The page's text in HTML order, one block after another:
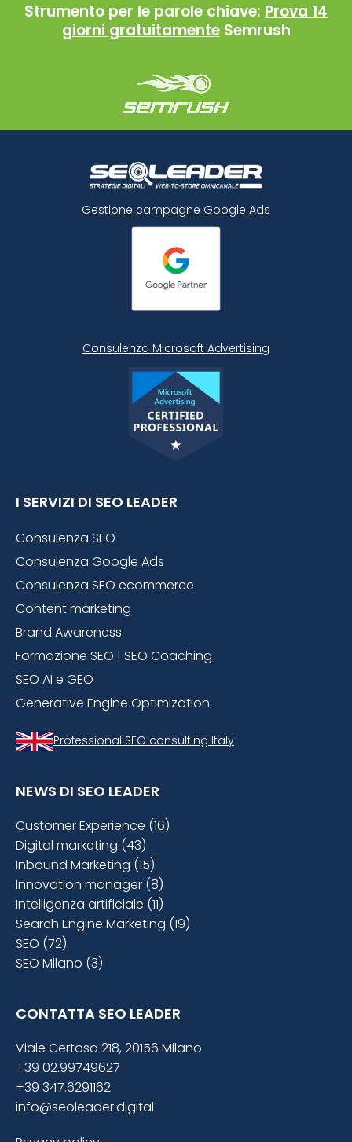
Strumento per le parole chiave: Prova 14
giorni gratuitamente Semrush
Gestione campagne Google Ads
Consulenza Microsoft Advertising
I SERVIZI DI SEO LEADER
Consulenza SEO
Consulenza Google Ads
Consulenza SEO ecommerce
Content marketing
Brand Awareness
Formazione SEO | SEO Coaching
SEO AI e GEO
Generative Engine Optimization
Professional SEO consulting Italy
NEWS DI SEO LEADER
Customer Experience (16)
Digital marketing (43)
Inbound Marketing (15)
Innovation manager (8)
Intelligenza artificiale (11)
Search Engine Marketing (19)
SEO (72)
SEO Milano (3)
CONTATTA SEO LEADER
Viale Certosa 218, 20156 Milano
+39 02.99749627
+39 347.6291162
info@seoleader.digital